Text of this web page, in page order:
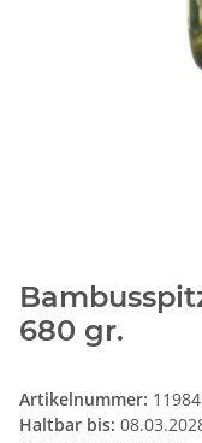
680 gr.
Artikelnummer: 11984
Haltbar bis: